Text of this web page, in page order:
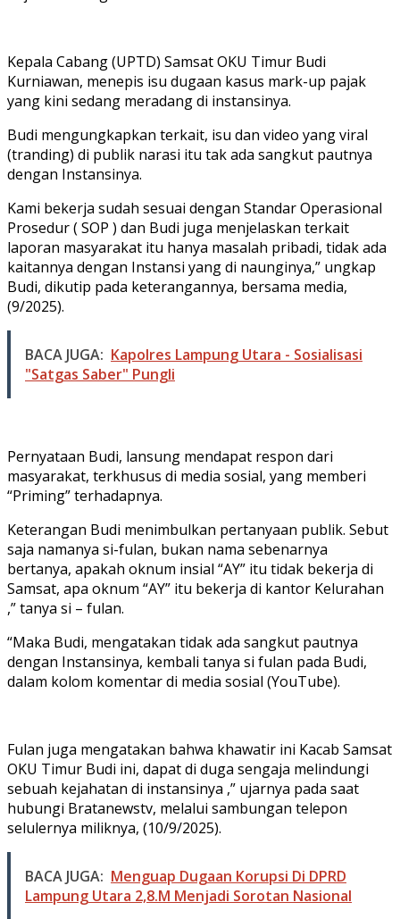
Kepala Cabang (UPTD) Samsat OKU Timur Budi
Kurniawan, menepis isu dugaan kasus mark-up pajak
yang kini sedang meradang di instansinya.
Budi mengungkapkan terkait, isu dan video yang viral
(tranding) di publik narasi itu tak ada sangkut pautnya
dengan Instansinya.
Kami bekerja sudah sesuai dengan Standar Operasional
Prosedur ( SOP ) dan Budi juga menjelaskan terkait
laporan masyarakat itu hanya masalah pribadi, tidak ada
kaitannya dengan Instansi yang di naunginya,” ungkap
Budi, dikutip pada keterangannya, bersama media,
(9/2025).
BACA JUGA: Kapolres Lampung Utara - Sosialisasi
"Satgas Saber" Pungli
Pernyataan Budi, lansung mendapat respon dari
masyarakat, terkhusus di media sosial, yang memberi
“Priming” terhadapnya.
Keterangan Budi menimbulkan pertanyaan publik. Sebut
saja namanya si-fulan, bukan nama sebenarnya
bertanya, apakah oknum insial “AY” itu tidak bekerja di
Samsat, apa oknum “AY” itu bekerja di kantor Kelurahan
,” tanya si – fulan.
“Maka Budi, mengatakan tidak ada sangkut pautnya
dengan Instansinya, kembali tanya si fulan pada Budi,
dalam kolom komentar di media sosial (YouTube).
Fulan juga mengatakan bahwa khawatir ini Kacab Samsat
OKU Timur Budi ini, dapat di duga sengaja melindungi
sebuah kejahatan di instansinya ,” ujarnya pada saat
hubungi Bratanewstv, melalui sambungan telepon
selulernya miliknya, (10/9/2025).
BACA JUGA: Menguap Dugaan Korupsi Di DPRD
Lampung Utara 2,8.M Menjadi Sorotan Nasional